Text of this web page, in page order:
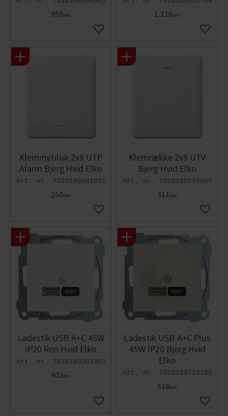
959DKK
Gem som favorit
1.218DKK
Gem
Klemmeblok 2x8 UTP
Alarm Bjerg Hvid Elko
7020160601001
250DKK
Gem som favorit
Klemrække 2x8 UTV
Bjerg Hvid Elko
7020160595607
311DKK
Gem
Ladestik USB A+C 45W
IP20 Ren Hvid Elko
7020160301963
402DKK
Gem som favorit
Ladestik USB A+C Plus
45W IP20 Bjerg Hvid
Elko
7020160723208
518DKK
Gem